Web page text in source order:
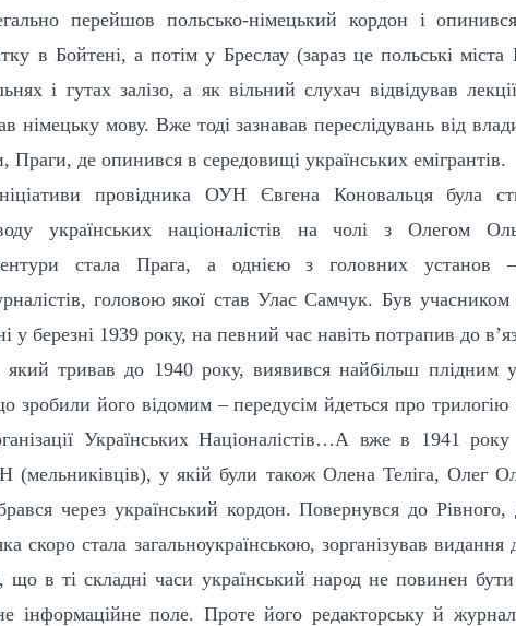
перейшов польсько-німецький кордон і
в Бойтені, а потім у Бреслау (зараз це польські
і гутах залізо, а як вільний слухач відвідував
німецьку мову. Вже тоді зазнавав переслідувань від
Праги, де опинився в середовищі українських емігрантів.
провідника ОУН Євгена Коновальця була
українських націоналістів на чолі з Олегом
стала Прага, а однією з головних установ
головою якої став Улас Самчук. Був
у березні 1939 року, на певний час навіть потрапив до
який тривав до 1940 року, виявився найбільш плідним
зробили його відомим – передусім йдеться про
Українських Націоналістів…А вже в 1941 року
(мельниківців), у якій були також Олена Теліга, Олег
через український кордон. Повернувся до
скоро стала загальноукраїнською, зорганізував видання
в ті складні часи український народ не повинен бути
інформаційне поле. Проте його редакторську й